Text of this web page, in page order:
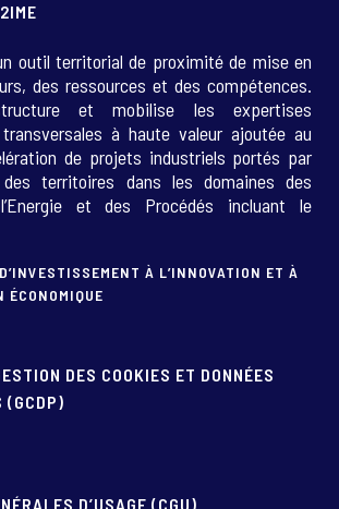
outil territorial de proximité de mise en
des ressources et des compétences.
et mobilise les expertises
à haute valeur ajoutée au
de projets industriels portés par
territoires dans les domaines des
et des Procédés incluant le
À L’INNOVATION ET À
DES COOKIES ET DONNÉES
(GCDP)
D’USAGE (CGU)